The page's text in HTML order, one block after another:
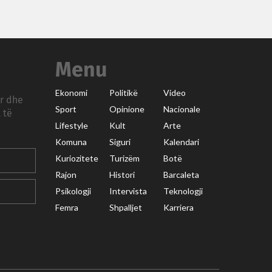
dhe
të
Menu
Ekonomi Politikë
Video
Sport
Opinione
Nacionale
Lifestyle
Kult
Arte
Komuna
Siguri
Kalendari
Kuriozitete
Turizëm
Botë
Rajon
Histori
Barcaleta
Psikologji
Intervista
Teknologji
Femra
Shpalljet Karriera